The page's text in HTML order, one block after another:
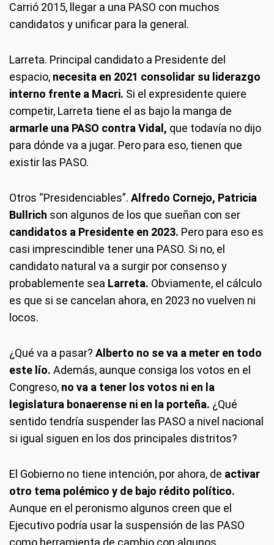
Carrió 2015, llegar a una PASO con muchos
candidatos y unificar para la general.
Larreta. Principal candidato a Presidente del
espacio, necesita en 2021 consolidar su liderazgo
interno frente a Macri. Si el expresidente quiere
competir, Larreta tiene el as bajo la manga de
armarle una PASO contra Vidal, que todavía no dijo
para dónde va a jugar. Pero para eso, tienen que
existir las PASO.
Otros “Presidenciables”. Alfredo Cornejo, Patricia
Bullrich son algunos de los que sueñan con ser
candidatos a Presidente en 2023. Pero para eso es
casi imprescindible tener una PASO. Si no, el
candidato natural va a surgir por consenso y
probablemente sea Larreta. Obviamente, el cálculo
es que si se cancelan ahora, en 2023 no vuelven ni
locos.
¿Qué va a pasar? Alberto no se va a meter en todo
este lío. Además, aunque consiga los votos en el
Congreso, no va a tener los votos ni en la
legislatura bonaerense ni en la porteña. ¿Qué
sentido tendría suspender las PASO a nivel nacional
si igual siguen en los dos principales distritos?
El Gobierno no tiene intención, por ahora, de activar
otro tema polémico y de bajo rédito político.
Aunque en el peronismo algunos creen que el
Ejecutivo podría usar la suspensión de las PASO
como herramienta de cambio con algunos